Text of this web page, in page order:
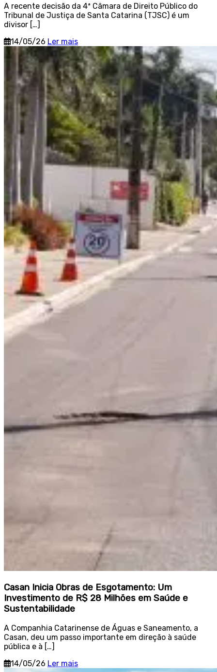
A recente decisão da 4ª Câmara de Direito Público do
Tribunal de Justiça de Santa Catarina (TJSC) é um
divisor […]
14/05/26 Ler mais
Casan Inicia Obras de Esgotamento: Um
Investimento de R$ 28 Milhões em Saúde e
Sustentabilidade
A Companhia Catarinense de Águas e Saneamento, a
Casan, deu um passo importante em direção à saúde
pública e à […]
14/05/26 Ler mais